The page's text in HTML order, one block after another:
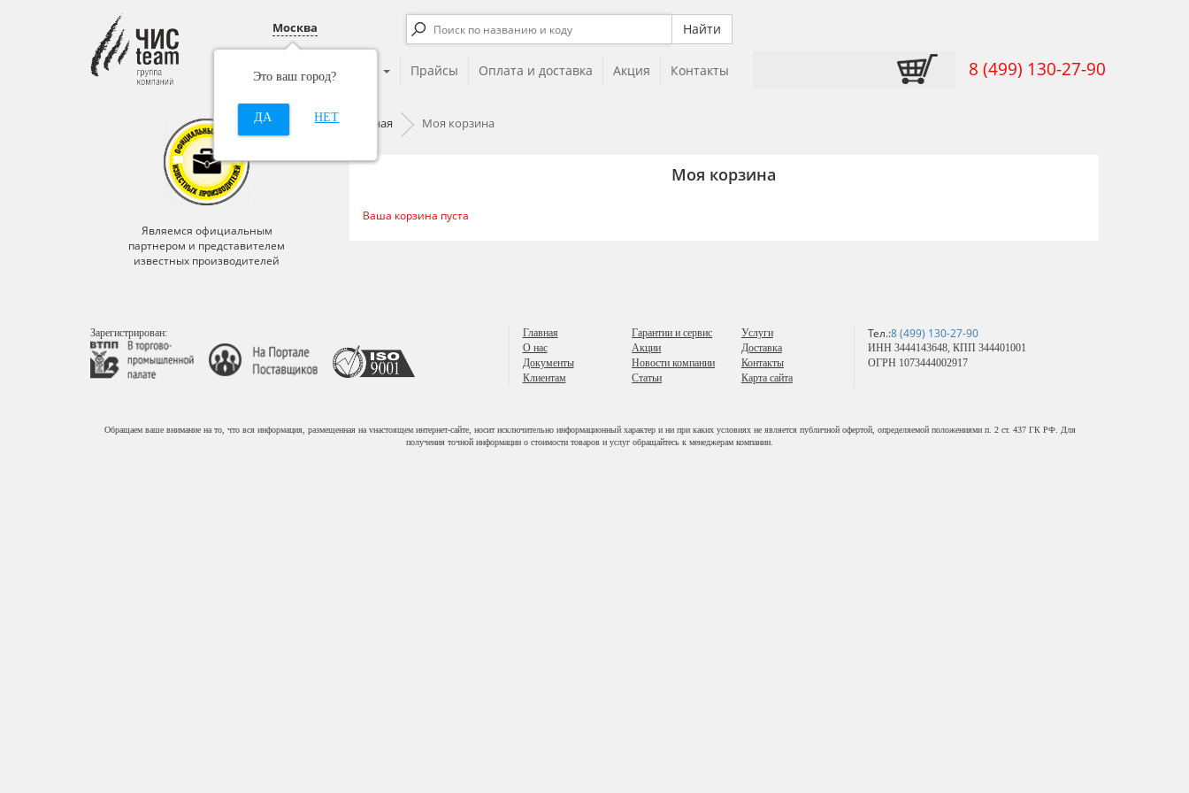
Москва
Это ваш город?
ДА НЕТ
Каталог Прайсы Оплата и доставка Акция Контакты 8 (499) 130-27-90
Являемся официальным
партнером и представителем
известных производителей
Главная Моя корзина
Моя корзина
Ваша корзина пуста
Зарегистрирован:
Главная
О нас
Документы
Клиентам
Гарантии и сервис
Акции
Новости компании
Статьи
Услуги
Доставка
Контакты
Карта сайта
Тел.:8 (499) 130-27-90
ИНН 3444143648, КПП 344401001
ОГРН 1073444002917
Обращаем ваше внимание на то, что вся информация, размещенная на vнастоящем интернет-сайте, носит исключительно информационный характер и ни при каких условиях не является публичной офертой, определяемой положениями п. 2 ст. 437 ГК РФ. Для
получения точной информации о стоимости товаров и услуг обращайтесь к менеджерам компании.